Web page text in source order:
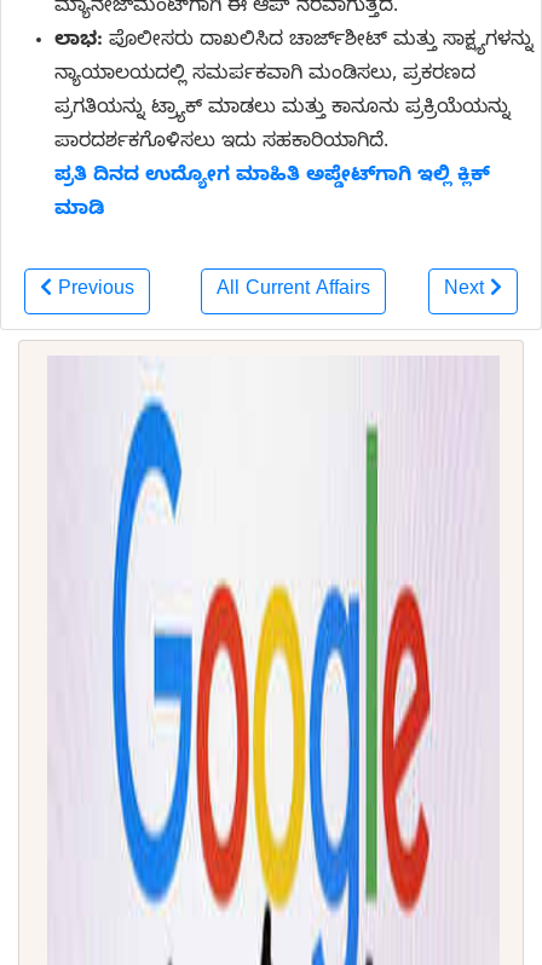
ಮ್ಯಾನೇಜ್‌ಮೆಂಟ್‌ಗಾಗಿ ಈ ಆಪ್ ನೆರವಾಗುತ್ತದೆ.
ಲಾಭ: ಪೊಲೀಸರು ದಾಖಲಿಸಿದ ಚಾರ್ಜ್‌ಶೀಟ್ ಮತ್ತು ಸಾಕ್ಷ್ಯಗಳನ್ನು
ನ್ಯಾಯಾಲಯದಲ್ಲಿ ಸಮರ್ಪಕವಾಗಿ ಮಂಡಿಸಲು, ಪ್ರಕರಣದ
ಪ್ರಗತಿಯನ್ನು ಟ್ರ್ಯಾಕ್ ಮಾಡಲು ಮತ್ತು ಕಾನೂನು ಪ್ರಕ್ರಿಯೆಯನ್ನು
ಪಾರದರ್ಶಕಗೊಳಿಸಲು ಇದು ಸಹಕಾರಿಯಾಗಿದೆ.
ಪ್ರತಿ ದಿನದ ಉದ್ಯೋಗ ಮಾಹಿತಿ ಅಪ್ಡೇಟ್‌ಗಾಗಿ ಇಲ್ಲಿ ಕ್ಲಿಕ್
ಮಾಡಿ
Previous All Current Affairs Next